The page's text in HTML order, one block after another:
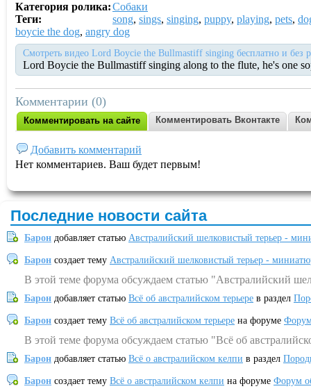
Категория ролика:Собаки
Теги:
song, sings, singing, puppy, playing, pets,
boycie the dog, angry dog
Смотреть видео Lord Boycie the Bullmastiff singing бесплатно и без
Lord Boycie the Bullmastiff singing along to the flute, he's one
Комментарии (0)
Комментировать на сайте Комментировать Вконтакте
Добавить комментарий
Нет комментариев. Ваш будет первым!
Последние новости сайта
Барон добавляет статью Австралийский шелковистый терьер -
Барон создает тему Австралийский шелковистый терьер -
В этой теме форума обсуждаем статью "Австралийский
Барон добавляет статью Всё об австралийском терьере в раздел
Барон создает тему Всё об австралийском терьере на форуме
В этой теме форума обсуждаем статью "Всё об
Барон добавляет статью Всё о австралийском келпи в раздел
Барон создает тему Всё о австралийском келпи на форуме Форум